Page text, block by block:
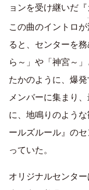
ョンを受け継いだ『
この曲のイントロ
ると、センターを
ら～」や「神宮～
たかのように、爆
メンバーに集まり
に、地鳴りのよう
ールズルール』の
っていた。
オリジナルセンタ